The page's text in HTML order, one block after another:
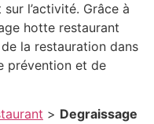
l’activité. Grâce à
hotte restaurant
la restauration dans
prévention et de
> Degraissage